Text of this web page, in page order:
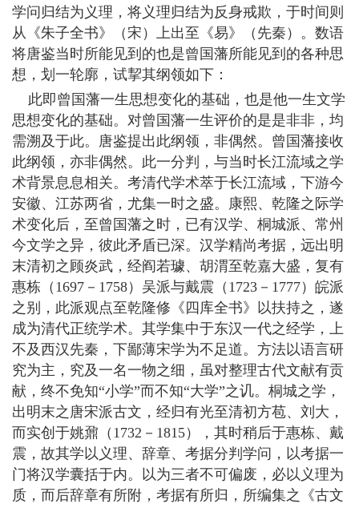
学问归结为义理，将义理归结为反身戒欺，于时间则
从《朱子全书》（宋）上出至《易》（先秦）。数语
将唐鉴当时所能见到的也是曾国藩所能见到的各种思
想，划一轮廓，试挈其纲领如下：
此即曾国藩一生思想变化的基础，也是他一生文学
思想变化的基础。对曾国藩一生评价的是是非非，均
需溯及于此。唐鉴提出此纲领，非偶然。曾国藩接收
此纲领，亦非偶然。此一分判，与当时长江流域之学
术背景息息相关。考清代学术萃于长江流域，下游今
安徽、江苏两省，尤集一时之盛。康熙、乾隆之际学
术变化后，至曾国藩之时，已有汉学、桐城派、常州
今文学之异，彼此矛盾已深。汉学精尚考据，远出明
末清初之顾炎武，经阎若璩、胡渭至乾嘉大盛，复有
惠栋（1697－1758）吴派与戴震（1723－1777）皖派
之别，此派观点至乾隆修《四库全书》以扶持之，遂
成为清代正统学术。其学集中于东汉一代之经学，上
不及西汉先秦，下鄙薄宋学为不足道。方法以语言研
究为主，究及一名一物之细，虽对整理古代文献有贡
献，终不免知“小学”而不知“大学”之讥。桐城之学，
出明末之唐宋派古文，经归有光至清初方苞、刘大，
而实创于姚鼐（1732－1815），其时稍后于惠栋、戴
震，故其学以义理、辞章、考据分判学问，以考据一
门将汉学囊括于内。以为三者不可偏废，必以义理为
质，而后辞章有所附，考据有所归，所编集之《古文